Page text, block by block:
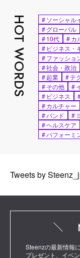
HOT WORDS #ソーシャル
#グローバル
#10代 #カ
# ビジネス・
#ファッショ
#社会・政治
#起業 #テ
#その他 #
# ビジネス
#カルチャー
#バンド #
#ヘルスケア
#パフォーミ
Tweets by
Steenzの最新情報
プレゼント、イベ